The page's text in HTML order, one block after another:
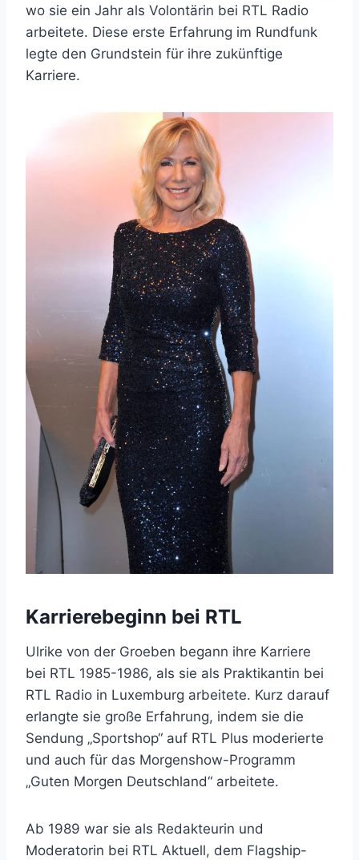
wo sie ein Jahr als Volontärin bei RTL Radio
arbeitete. Diese erste Erfahrung im Rundfunk
legte den Grundstein für ihre zukünftige
Karriere.
Karrierebeginn bei RTL
Ulrike von der Groeben begann ihre Karriere
bei RTL 1985-1986, als sie als Praktikantin bei
RTL Radio in Luxemburg arbeitete. Kurz darauf
erlangte sie große Erfahrung, indem sie die
Sendung „Sportshop“ auf RTL Plus moderierte
und auch für das Morgenshow-Programm
„Guten Morgen Deutschland“ arbeitete.
Ab 1989 war sie als Redakteurin und
Moderatorin bei RTL Aktuell, dem Flagship-